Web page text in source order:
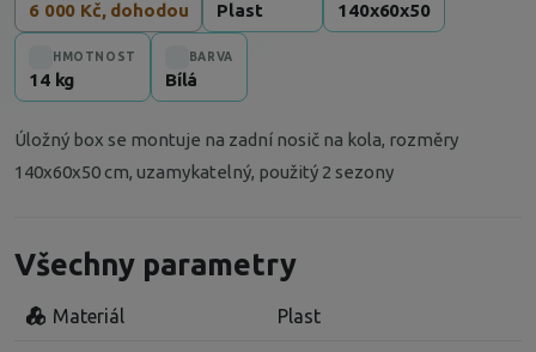
6 000 Kč, dohodou Plast 140x60x50
HMOTNOST
14 kg
BARVA
Bílá
Úložný box se montuje na zadní nosič na kola, rozměry
140x60x50 cm, uzamykatelný, použitý 2 sezony
Všechny parametry
Materiál Plast